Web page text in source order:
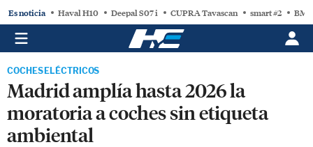
Es noticia Haval H10 Deepal S07 i CUPRA Tavascan smart #2
COCHES ELÉCTRICOS
Madrid amplía hasta 2026 la
moratoria a coches sin etiqueta
ambiental